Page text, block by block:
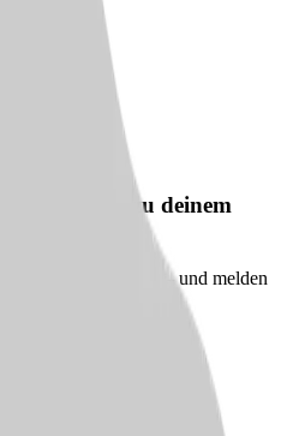
kostenlos zu deinem
Jobs für dich – und melden